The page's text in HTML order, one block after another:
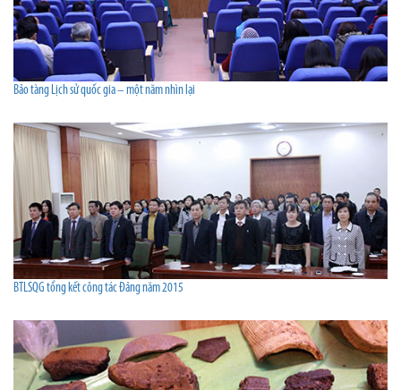
Bảo tàng Lịch sử quốc gia – một năm nhìn lại
BTLSQG tổng kết công tác Đảng năm 2015